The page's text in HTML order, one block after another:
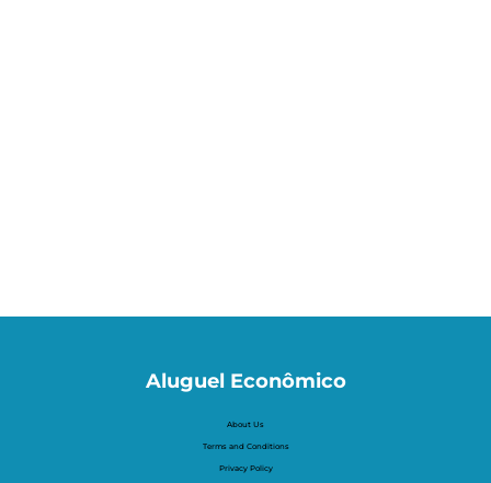
Aluguel Econômico
About Us
Terms and Conditions
Privacy Policy